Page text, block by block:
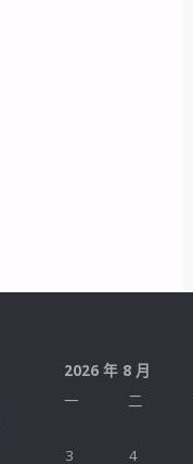
2026 年 8 月
一
二
3
4